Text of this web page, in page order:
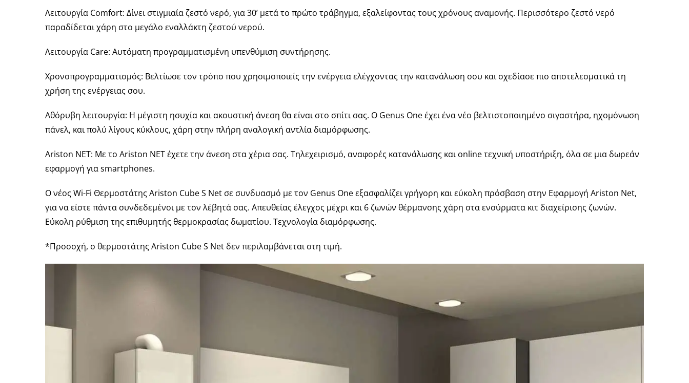
Λειτουργία Comfort: Δίνει στιγμιαία ζεστό νερό, για 30’ μετά το πρώτο τράβηγμα, εξαλείφοντας τους χρόνους αναμονής. Περισσότερο ζεστό νερό
παραδίδεται χάρη στο μεγάλο εναλλάκτη ζεστού νερού.
Λειτουργία Care: Αυτόματη προγραμματισμένη υπενθύμιση συντήρησης.
Χρονοπρογραμματισμός: Βελτίωσε τον τρόπο που χρησιμοποιείς την ενέργεια ελέγχοντας την κατανάλωση σου και σχεδίασε πιο αποτελεσματικά τη
χρήση της ενέργειας σου.
Αθόρυβη λειτουργία: Η μέγιστη ησυχία και ακουστική άνεση θα είναι στο σπίτι σας. Ο Genus One έχει ένα νέο βελτιστοποιημένο σιγαστήρα, ηχομόνωση
πάνελ, και πολύ λίγους κύκλους, χάρη στην πλήρη αναλογική αντλία διαμόρφωσης.
Ariston NET: Με το Ariston NET έχετε την άνεση στα χέρια σας. Τηλεχειρισμό, αναφορές κατανάλωσης και online τεχνική υποστήριξη, όλα σε μια δωρεάν
εφαρμογή για smartphones.
Ο νέος Wi-Fi Θερμοστάτης Ariston Cube S Net σε συνδυασμό με τον Genus One εξασφαλίζει γρήγορη και εύκολη πρόσβαση στην Εφαρμογή Ariston Net,
για να είστε πάντα συνδεδεμένοι με τον λέβητά σας. Απευθείας έλεγχος μέχρι και 6 ζωνών θέρμανσης χάρη στα ενσύρματα κιτ διαχείρισης ζωνών.
Εύκολη ρύθμιση της επιθυμητής θερμοκρασίας δωματίου. Τεχνολογία διαμόρφωσης.
*Προσοχή, ο θερμοστάτης Ariston Cube S Net δεν περιλαμβάνεται στη τιμή.